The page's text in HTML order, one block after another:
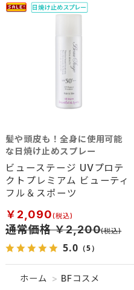
ビューステージ UVプロテ
クトプレミアム ビューティ
フル＆スポーツ
髪や頭皮も！全身に使用可能
な日焼け止めスプレー
￥2,090
通常価格 ￥2,200
5.0 （5）
ホーム > BFコスメ